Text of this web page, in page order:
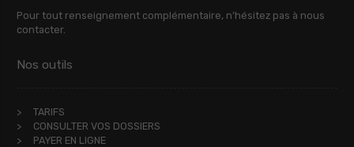
Pour tout renseignement complémentaire, n’hésitez pas à nous
contacter.
Nos outils
TARIFS
CONSULTER VOS DOSSIERS
PAYER EN LIGNE